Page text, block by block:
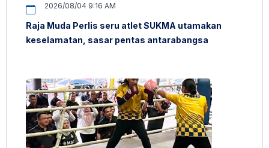
2026/08/04 9:16 AM
Raja Muda Perlis seru atlet SUKMA utamakan
keselamatan, sasar pentas antarabangsa